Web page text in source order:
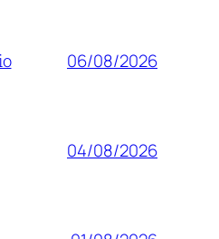
06/08/2026
04/08/2026